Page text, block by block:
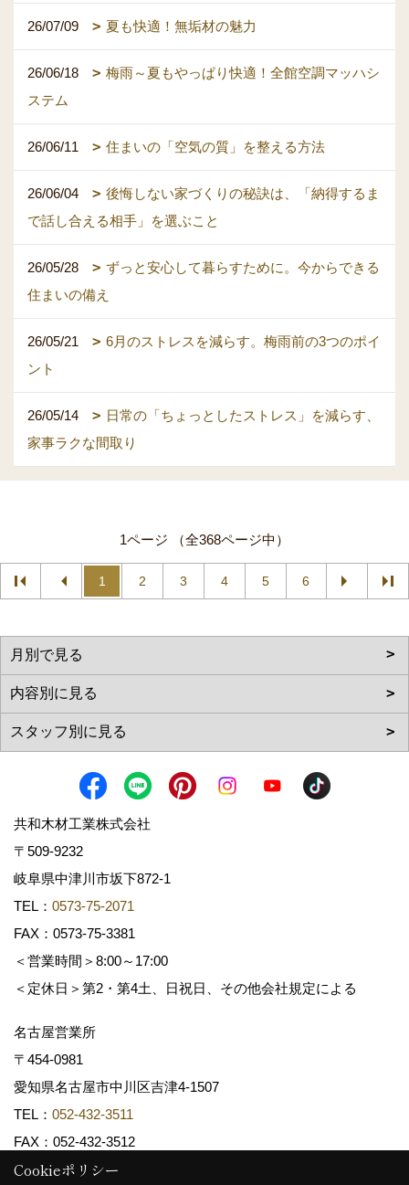
26/07/09 夏も快適！無垢材の魅力
26/06/18
梅雨～夏もやっぱり快適！全館空調マッハシ
ステム
26/06/11 住まいの「空気の質」を整える方法
26/06/04
後悔しない家づくりの秘訣は、「納得するま
で話し合える相手」を選ぶこと
26/05/28
ずっと安心して暮らすために。今からできる
住まいの備え
26/05/21
6月のストレスを減らす。梅雨前の3つのポイ
ント
26/05/14
日常の「ちょっとしたストレス」を減らす、
家事ラクな間取り
1ページ （全368ページ中）
1 2 3 4 5 6
共和木材工業株式会社
〒509-9232
岐阜県中津川市坂下872‐1
TEL： 0573-75-2071
FAX：0573-75-3381
＜営業時間＞8:00～17:00
＜定休日＞第2・第4土、日祝日、その他会社規定による
名古屋営業所
〒454-0981
愛知県名古屋市中川区吉津4-1507
TEL： 052-432-3511
FAX：052-432-3512
Cookieポリシー